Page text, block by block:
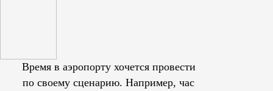
Время в аэропорту хочется провести
по своему сценарию. Например, час